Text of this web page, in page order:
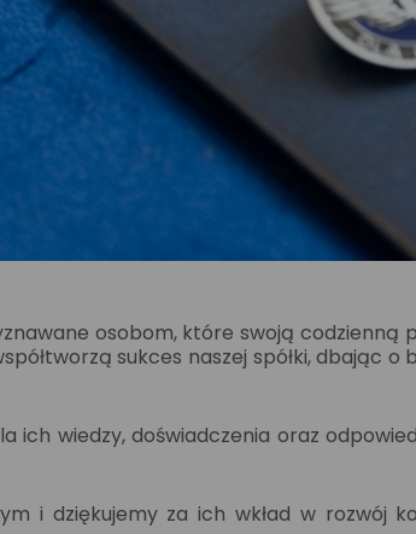
osobom, które swoją codzienną
sukces naszej spółki, dbając
ich wiedzy, doświadczenia oraz
i dziękujemy za ich wkład w rozwój